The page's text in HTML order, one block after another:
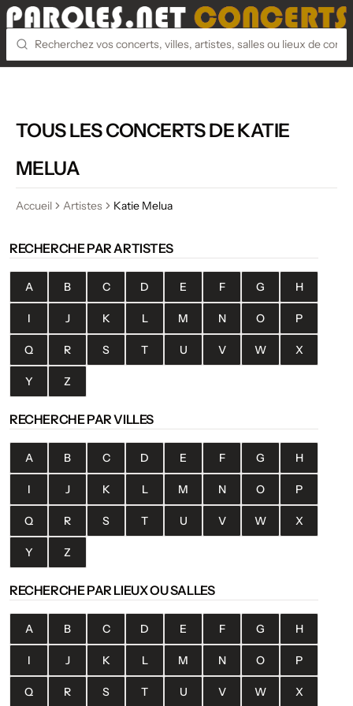
TOUS LES CONCERTS DE KATIE
MELUA
Accueil Artistes Katie Melua
RECHERCHE PAR ARTISTES
A B C D E F G H
I J K L M N O P
Q R S T U V W X
Y Z
RECHERCHE PAR VILLES
A B C D E F G H
I J K L M N O P
Q R S T U V W X
Y Z
RECHERCHE PAR LIEUX OU SALLES
A B C D E F G H
I J K L M N O P
Q R S T U V W X